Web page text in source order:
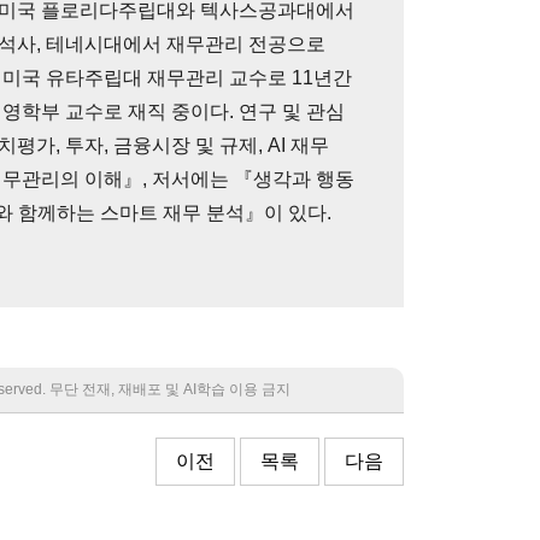
국 플로리다주립대와 텍사스공과대에서
사, 테네시대에서 재무관리 전공으로
국 유타주립대 재무관리 교수로 11년간
학부 교수로 재직 중이다. 연구 및 관심
평가, 투자, 금융시장 및 규제, AI 재무
관리의 이해』, 저서에는 『생각과 행동
함께하는 스마트 재무 분석』이 있다.
무단 전재, 재배포 및 AI학습 이용 금지
이전 목록 다음